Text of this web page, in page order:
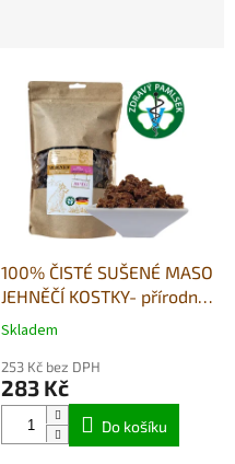
100% ČISTÉ SUŠENÉ MASO
JEHNĚČÍ KOSTKY- přírodní
pamlsek 500g
Průměrné
produktu
je
Skladem
253 Kč bez DPH
283 Kč
Do košíku